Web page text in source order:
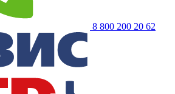
8 800 200 20 62